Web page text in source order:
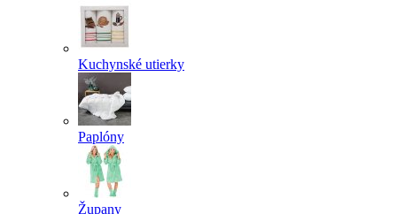
Kuchynské utierky
Paplóny
Župany